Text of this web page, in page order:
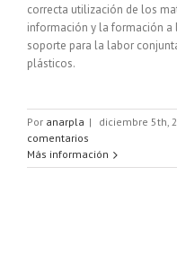
correcta utilización de los
información y la formación a
soporte para la labor
plásticos.
Por anarpla | diciembre 5th,
comentarios
Más información